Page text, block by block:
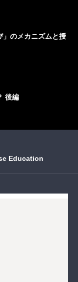
」のメカニズムと授
後編
Education